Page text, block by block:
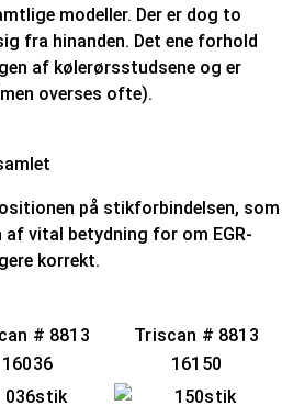
modeller. Der er dog to
fra hinanden. Det ene forhold
af kølerørsstudsene og er
overses ofte).
på stikforbindelsen, som
vital betydning for om EGR-
korrekt.
# 8813
16036
Triscan # 8813
16150